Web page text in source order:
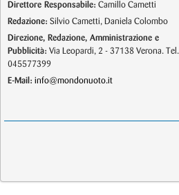
Direttore Responsabile: Camillo Cametti
Redazione: Silvio Cametti, Daniela Colombo
Direzione, Redazione, Amministrazione e
Pubblicità: Via Leopardi, 2 - 37138 Verona. Tel.
045577399
E-Mail: info@mondonuoto.it